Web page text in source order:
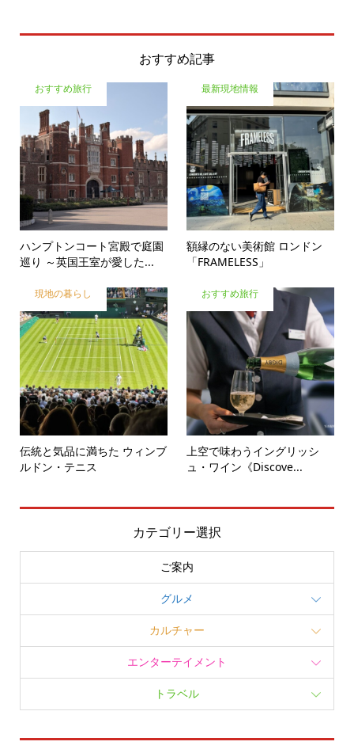
おすすめ記事
おすすめ旅行
ハンプトンコート宮殿で庭園
巡り ～英国王室が愛した...
最新現地情報
額縁のない美術館 ロンドン
「FRAMELESS」
現地の暮らし
伝統と気品に満ちた ウィンブ
ルドン・テニス
おすすめ旅行
上空で味わうイングリッシ
ュ・ワイン《Discove...
カテゴリー選択
ご案内
グルメ
カルチャー
エンターテイメント
トラベル